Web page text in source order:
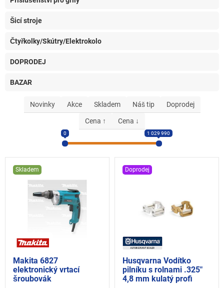
Šicí stroje
Čtyřkolky/Skútry/Elektrokolo
DOPRODEJ
BAZAR
Novinky Akce Skladem Náš tip Doprodej
Cena ↑ Cena ↓
0 1 029 990
Skladem
Makita 6827
elektronický vrtací
šroubovák
Doprodej
Husqvarna Vodítko
pilníku s rolnami .325"
4,8 mm kulatý profi